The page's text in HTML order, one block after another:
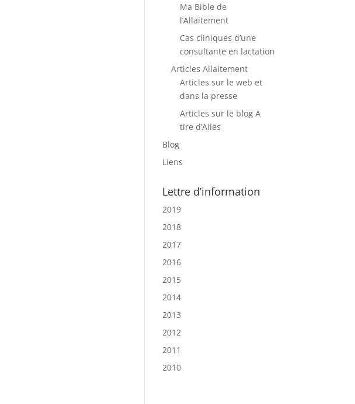
Ma Bible de
l’Allaitement
Cas cliniques d’une
consultante en lactation
Articles Allaitement
Articles sur le web et
dans la presse
Articles sur le blog A
tire d’Ailes
Blog
Liens
Lettre d’information
2019
2018
2017
2016
2015
2014
2013
2012
2011
2010